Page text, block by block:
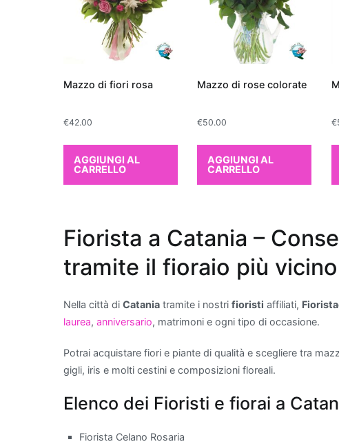
Mazzo di fiori rosa
€42.00
AGGIUNGI AL
CARRELLO
Mazzo di rose colorate
€50.00
AGGIUNGI AL
CARRELLO
€
Fiorista a Catania –
tramite il fioraio più vicino
Nella città di Catania tramite i nostri fioristi affiliati,
laurea, anniversario, matrimoni e ogni tipo di occasione.
Potrai acquistare fiori e piante di qualità e scegliere tra
gigli, iris e molti cestini e composizioni floreali.
Elenco dei Fioristi e fiorai a
Fiorista Celano Rosaria
contribuirà a purificare
salute, ma rappresenterà
piacevole.